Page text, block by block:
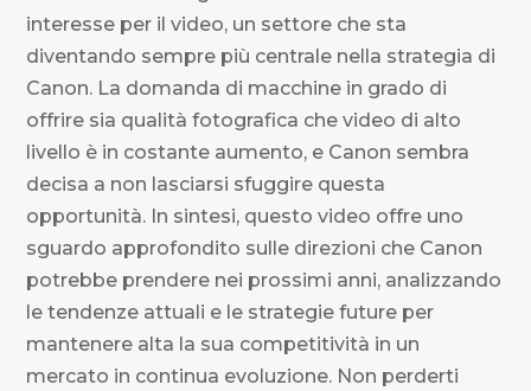
interesse per il video, un settore che sta
diventando sempre più centrale nella strategia di
Canon. La domanda di macchine in grado di
offrire sia qualità fotografica che video di alto
livello è in costante aumento, e Canon sembra
decisa a non lasciarsi sfuggire questa
opportunità. In sintesi, questo video offre uno
sguardo approfondito sulle direzioni che Canon
potrebbe prendere nei prossimi anni, analizzando
le tendenze attuali e le strategie future per
mantenere alta la sua competitività in un
mercato in continua evoluzione. Non perderti